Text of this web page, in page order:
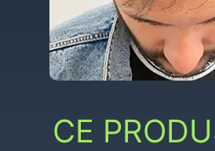
CE